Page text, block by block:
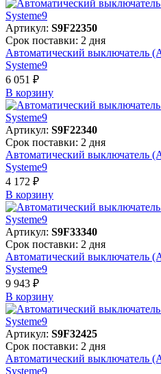
Артикул: S9F22350
Срок поставки: 2 дня
Автоматический выключатель
Systeme9
6 051 ₽
В корзинy
Артикул: S9F22340
Срок поставки: 2 дня
Автоматический выключатель
Systeme9
4 172 ₽
В корзинy
Артикул: S9F33340
Срок поставки: 2 дня
Автоматический выключатель
Systeme9
9 943 ₽
В корзинy
Артикул: S9F32425
Срок поставки: 2 дня
Автоматический выключатель
Systeme9